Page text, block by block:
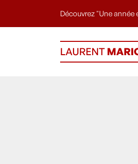
Découvrez "Une